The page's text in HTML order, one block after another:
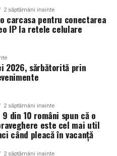
alese trebuie sa ofere un
Multi pasionati
arata bine la show, dar
reale de trafic,
la evenimentele din
poate fi imprevizibila,
includ atat zone urbane,
O masina pregatita
2 săptămâni inainte
carcasa pentru conectarea
IP la retele celulare
2026, sărbătorită prin
2 săptămâni inainte
din 10 români spun că o
este cel mai util
când pleacă în vacanță
2 săptămâni inainte